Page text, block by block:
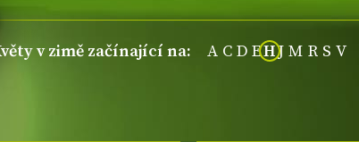
květy v zimě začínající na: A C D EHJ M R S V